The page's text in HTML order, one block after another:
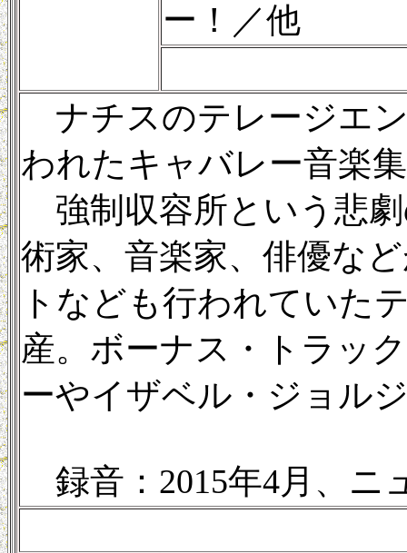
ー！／他
ナチスのテレージエ
われたキャバレー音楽
強制収容所という悲
術家、音楽家、俳優な
トなども行われていた
産。ボーナス・トラッ
ーやイザベル・ジョル
録音：2015年4月、ニ